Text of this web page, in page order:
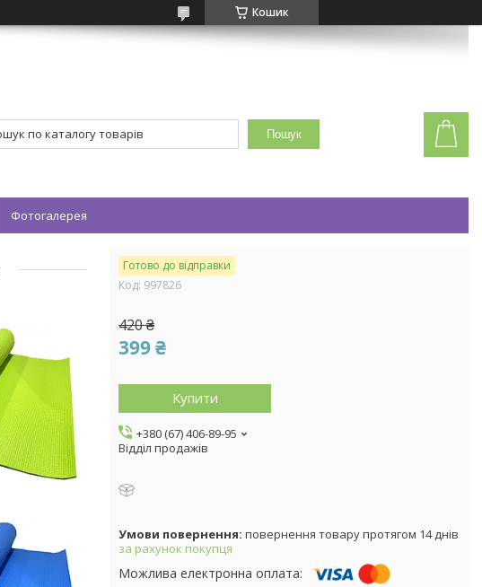
Кошик
Пошук
Фотогалерея
Готово до відправки
Код: 997826
420 ₴
399 ₴
Купити
+380 (67) 406-89-95
Відділ продажів
повернення товару протягом 14 днів
за рахунок покупця